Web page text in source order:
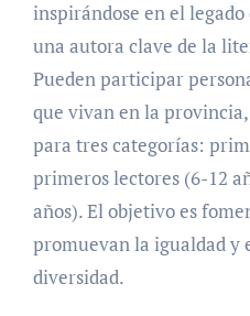
inspirándose en el
una autora clave de la
Pueden participar
que vivan en la
para tres categorías:
primeros lectores (6-12
años). El objetivo es
promuevan la igualdad y
diversidad.